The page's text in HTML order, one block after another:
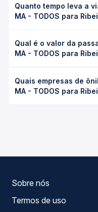
Quanto tempo leva a
MA - TODOS para
Gonçalves, PI leva em
conforme a viação, o
duração exata de cada
Qual é o valor da
MA - TODOS para
para Ribeiro Gonçalves,
varia conforme a data
Quais empresas de
MA - TODOS para
Sobre nós
Termos de uso